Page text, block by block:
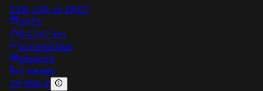
118i 136 ch DKG7
2021
64,147 km
automatique
essence
5 sieges
23 899 €